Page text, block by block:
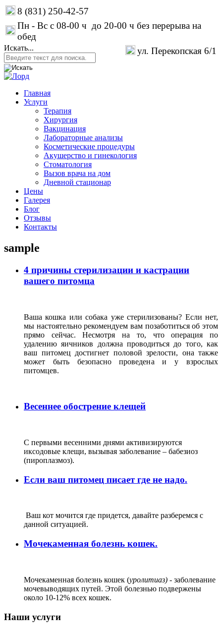
8 (831) 250-42-57
Пн - Вс с 08-00 ч до 20-00 ч без перерыва на
обед
ул. Перекопская 6/1
Искать...
Главная
Услуги
Терапия
Хирургия
Вакцинация
Лабораторные анализы
Косметические процедуры
Акушерство и гинекология
Стоматология
Вызов врача на дом
Дневной стационар
Цены
Галерея
Блог
Отзывы
Контакты
sample
4 причины стерилизации и кастрации
вашего питомца
Ваша кошка или собака уже стерилизованы? Если нет,
мы настоятельно рекомендуем вам позаботиться об этом
прямо сейчас. Несмотря на то, что операция по
удалению яичников должна проводиться до того, как
ваш питомец достигнет половой зрелости, она также
может быть безопасно проведена и у взрослых
питомцев.
Весеннее обострение клещей
С первыми весенними днями активизируются
иксодовые клещи, вызывая заболевание – бабезиоз
(пироплазмоз).
Если ваш питомец писает где не надо.
Ваш кот мочится где придется, давайте разберемся с
данной ситуацией.
Мочекаменная болезнь кошек.
Мочекаменная болезнь кошек (уролитиаз) - заболевание
мочевыводящих путей. Этой болезнью подвержены
около 10-12% всех кошек.
Наши услуги